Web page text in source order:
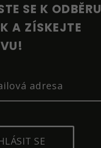
SE K ODBĚRU
A ZÍSKEJTE
SE